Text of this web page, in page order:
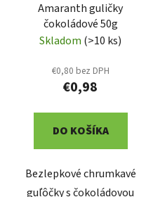
Amaranth guličky
čokoládové 50g
Skladom (>10 ks)
€0,80 bez DPH
€0,98
DO KOŠÍKA
Bezlepkové chrumkavé
guľôčky s čokoládovou